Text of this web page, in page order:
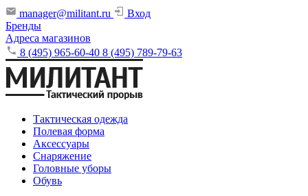
manager@militant.ru
Вход
Бренды
Адреса магазинов
8 (495) 965-60-40 8 (495) 789-79-63
Тактическая одежда
Полевая форма
Аксессуары
Снаряжение
Головные уборы
Обувь